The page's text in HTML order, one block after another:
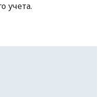
учета.